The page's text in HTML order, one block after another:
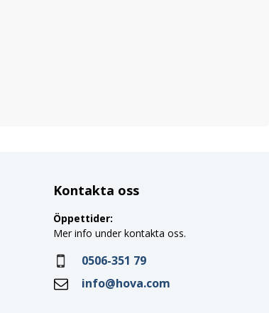
Kontakta oss
Öppettider:
Mer info under kontakta oss.
0506-351 79
info@hova.com